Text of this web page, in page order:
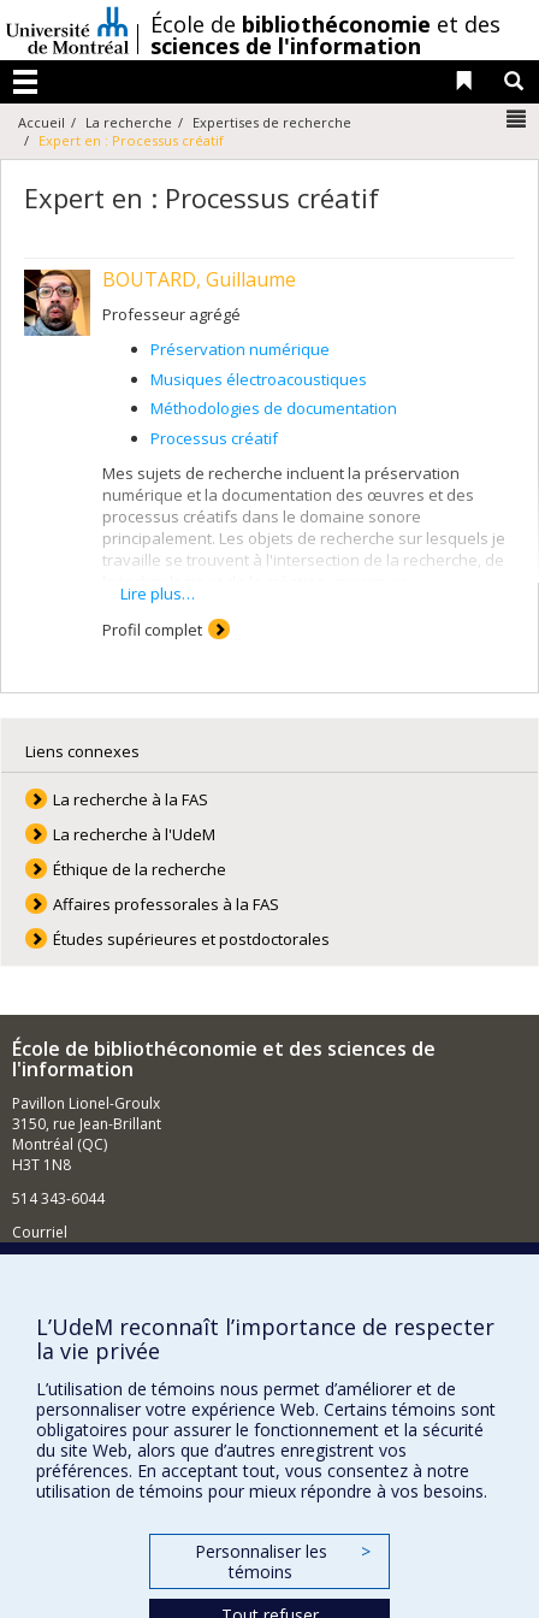
au
contenu
/École de bibliothéconomie et des
sciences de l'information
Menu
Liens
Accueil La recherche
Expertises de recherche
Expert en : Processus créatif
Expert en : Processus créatif
BOUTARD, Guillaume
Professeur agrégé
Préservation numérique
Musiques électroacoustiques
Méthodologies de documentation
Processus créatif
Mes sujets de recherche incluent la préservation
numérique et la documentation des œuvres et des
processus créatifs dans le domaine sonore
principalement. Les objets de recherche sur lesquels je
travaille se trouvent à l'intersection de la recherche, de
électroacoustiques et mixtes, art sonore.
Voir également ma page:
Lire plus…
Profil complet
Liens connexes
La recherche à la FAS
La recherche à l'UdeM
Éthique de la recherche
Affaires professorales à la FAS
Études supérieures et postdoctorales
École de bibliothéconomie et des sciences de
l'information
Pavillon Lionel-Groulx
3150, rue Jean-Brillant
Montréal (QC)
H3T 1N8
514 343-6044
Courriel
BESOIN D'AIDE?
Plan du site
Signaler une erreur
Accessibilité
FACULTÉ DES ARTS ET DES SCIENCES
Nos centres d'études
L’UdeM reconnaît l’importance de respecter
la vie privée
L’utilisation de témoins nous permet d’améliorer et de
personnaliser votre expérience Web. Certains témoins sont
obligatoires pour assurer le fonctionnement et la sécurité
du site Web, alors que d’autres enregistrent vos
préférences. En acceptant tout, vous consentez à notre
utilisation de témoins pour mieux répondre à vos besoins.
Personnaliser les
témoins
>